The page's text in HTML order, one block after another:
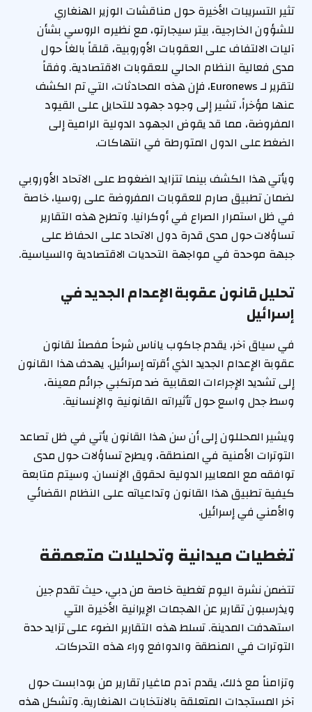
تثير التسريبات الأخيرة حول مناقشات الوزير الهنغاري
للشؤون الخارجية، بيتر سيجارتو، مع نظيره الروسي بشأن
آليات الالتفاف على العقوبات الأوروبية، قلقاً بالغاً حول
مدى فعالية النظام الحالي للعقوبات الاقتصادية. وفقاً
لتقرير لـ Euronews، فإن هذه المحادثات، التي تم الكشف
عنها مؤخراً، تشير إلى وجود جهود للتحايل على القيود
المفروضة، مما قد يقوض الجهود الدولية الرامية إلى
الضغط على الدول المتورطة في انتهاكات.
ويأتي هذا الكشف بينما تتزايد الضغوط على الاتحاد الأوروبي
لضمان تطبيق صارم للعقوبات المفروضة على روسيا، خاصة
في ظل استمرار الصراع في أوكرانيا. وتطرح هذه التقارير
تساؤلات حول مدى قدرة دول الاتحاد على الحفاظ على
جبهة موحدة في مواجهة التحديات الاقتصادية والسياسية.
تحليل قانون عقوبة الإعدام الجديد في
إسرائيل
في سياق آخر، يقدم جاكوب ياناس شرحاً مفصلاً لقانون
عقوبة الإعدام الجديد الذي أقرته إسرائيل. يهدف هذا القانون
إلى تشديد الإجراءات العقابية ضد مرتكبي جرائم معينة،
وسط جدل واسع حول تأثيراته القانونية والإنسانية.
ويشير المحللون إلى أن سن هذا القانون يأتي في ظل تصاعد
التوترات الأمنية في المنطقة، ويطرح تساؤلات حول مدى
توافقه مع المعايير الدولية لحقوق الإنسان. وسيتم متابعة
كيفية تطبيق هذا القانون وتداعياته على النظام القضائي
والأمني في إسرائيل.
تغطيات ميدانية وتحليلات متعمقة
تتضمن نشرة اليوم تغطية خاصة من دبي، حيث تقدم جين
ويذرسبون تقارير عن الهجمات الإيرانية الأخيرة التي
استهدفت المدينة. تسلط هذه التقارير الضوء على تزايد حدة
التوترات في المنطقة والدوافع وراء هذه التحركات.
وتزامناً مع ذلك، يقدم آدم ماغيار تقارير من بودابست حول
آخر المستجدات المتعلقة بالانتخابات الهنغارية. وتشكل هذه